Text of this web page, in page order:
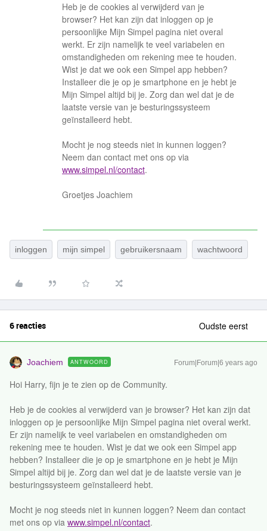
Heb je de cookies al verwijderd van je
browser? Het kan zijn dat inloggen op je
persoonlijke Mijn Simpel pagina niet overal
werkt. Er zijn namelijk te veel variabelen en
omstandigheden om rekening mee te houden.
Wist je dat we ook een Simpel app hebben?
Installeer die je op je smartphone en je hebt je
Mijn Simpel altijd bij je. Zorg dan wel dat je de
laatste versie van je besturingssysteem
geïnstalleerd hebt.
Mocht je nog steeds niet in kunnen loggen?
Neem dan contact met ons op via
www.simpel.nl/contact.
Groetjes Joachiem
inloggen mijn simpel gebruikersnaam wachtwoord
6 reacties Oudste eerst
Joachiem ANTWOORD Forum|Forum|6 years ago
Hoi Harry, fijn je te zien op de Community.
Heb je de cookies al verwijderd van je browser? Het kan zijn dat
inloggen op je persoonlijke Mijn Simpel pagina niet overal werkt.
Er zijn namelijk te veel variabelen en omstandigheden om
rekening mee te houden. Wist je dat we ook een Simpel app
hebben? Installeer die je op je smartphone en je hebt je Mijn
Simpel altijd bij je. Zorg dan wel dat je de laatste versie van je
besturingssysteem geïnstalleerd hebt.
Mocht je nog steeds niet in kunnen loggen? Neem dan contact
met ons op via www.simpel.nl/contact.